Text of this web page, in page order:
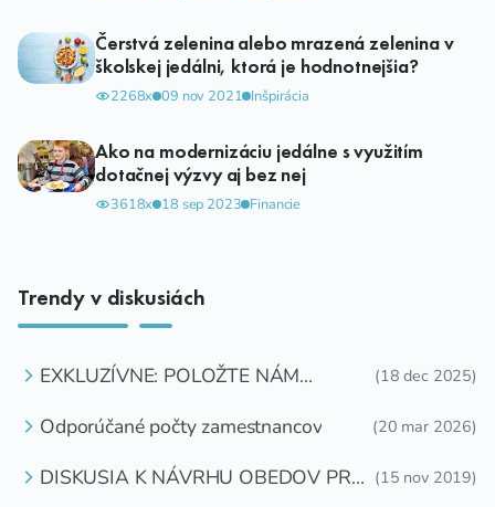
Čerstvá zelenina alebo mrazená zelenina v
školskej jedálni, ktorá je hodnotnejšia?
2268x 09 nov 2021 Inšpirácia
Ako na modernizáciu jedálne s využitím
dotačnej výzvy aj bez nej
3618x 18 sep 2023 Financie
Trendy v diskusiách
EXKLUZÍVNE: POLOŽTE NÁM
(18 dec 2025)
Odporúčané počty zamestnancov (20 mar 2026)
DISKUSIA K NÁVRHU OBEDOV PRE
(15 nov 2019)